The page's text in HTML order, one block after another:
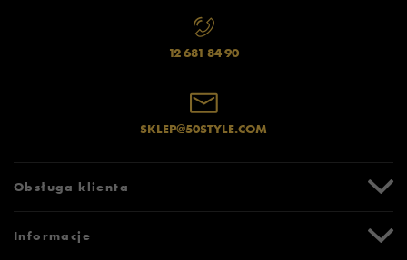
12 681 84 90
SKLEP@50STYLE.COM
Obsługa klienta
Zwroty i reklamacje
Informacje